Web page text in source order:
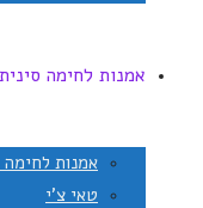
אמנות לחימה סינית
אמנות לחימה
טאי צ'י